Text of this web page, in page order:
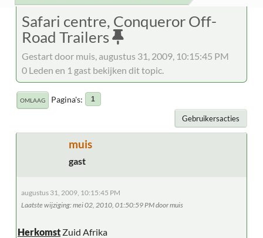
Safari centre, Conqueror Off-
Road Trailers
Gestart door muis, augustus 31, 2009, 10:15:45 PM
0 Leden en 1 gast bekijken dit topic.
OMLAAG Pagina's 1
Gebruikersacties
muis
gast
augustus 31, 2009, 10:15:45 PM
Laatste wijziging: mei 02, 2010, 01:50:59 PM door muis
Herkomst Zuid Afrika